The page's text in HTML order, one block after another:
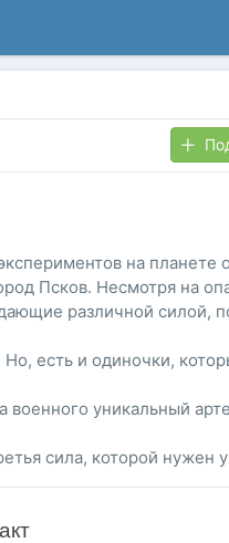
на планете
Псков. Несмотря на
различной силой,
есть и одиночки,
уникальный
сила, которой нужен